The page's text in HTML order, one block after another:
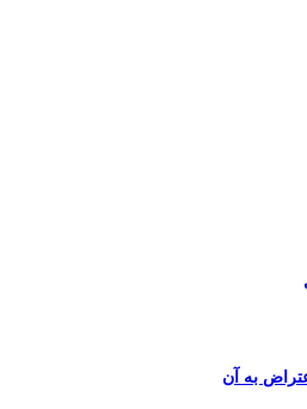
به آن